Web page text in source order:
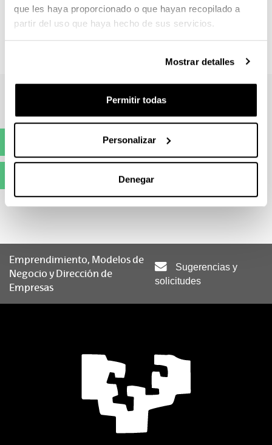
que les haya proporcionado o que hayan recopilado a
partir del uso que haya hecho de sus servicios.
Mostrar detalles
Permitir todas
Personalizar
Denegar
Criterios de selección
Curriculum Vitae: 60 % Entrevista: 40 %
(Abre una nueva ventana)
Emprendimiento, Modelos de
Negocio y Dirección de
Empresas
Sugerencias y
solicitudes